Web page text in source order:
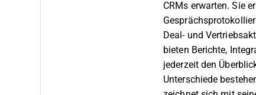
CRMs erwarten. Sie
Deal- und
bieten Berichte,
jederzeit den
Unterschiede